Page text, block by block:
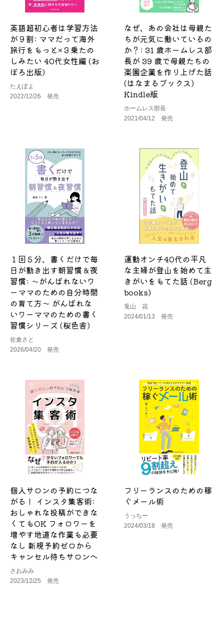
英語超初心者は学習方法
が９割: ママだって海外
旅行をもっと×３乗たの
しみたい 40代女性編 (お
ぼろ出版)
たえぽよ
2022/12/26 発売
なぜ、あの会社は母親た
ちが元気に働いているの
か？: 31 歳ホームレス部
長が 39 歳で母親たちの
楽園企業を作り上げた話
(はなまるブックス)
Kindle版
ホームレス部長
2021/04/12 発売
１回５分、書くだけで毎
日が動き出す朝習慣＆夜
習慣: ～がんばれないワ
ーママのための自分時間
の育て方～ がんばれな
いワーママのための書く
習慣シリーズ (桜色舎)
佐倉さと
2026/04/20 発売
運動オンチ40代の平凡
な主婦が登山を始めて生
きがいをもてた話 (Berg
books)
兎山 花
2024/01/13 発売
個人サロンの予約につな
がる！ インスタ集客術:
おしゃれな投稿ができな
くてもOK フォロワーを
増やす地道な作業も必要
なし 新規予約ゼロから
キャンセル待ちサロンへ
さおみみ
2023/12/25 発売
フリーランスのための稼
ぐメール術
うっちー
2024/03/18 発売